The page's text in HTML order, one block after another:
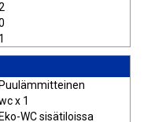
1
Puulämmitteinen
x 1
Eko-WC sisätiloissa